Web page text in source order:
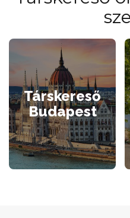
Társkereső
Budapest